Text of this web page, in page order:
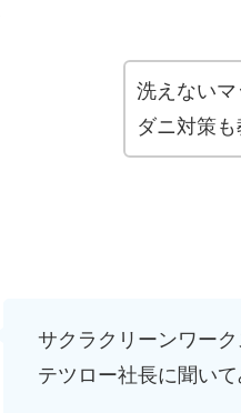
洗えない
ダニ対策も
サクラクリーンワー
テツロー社長に聞いて